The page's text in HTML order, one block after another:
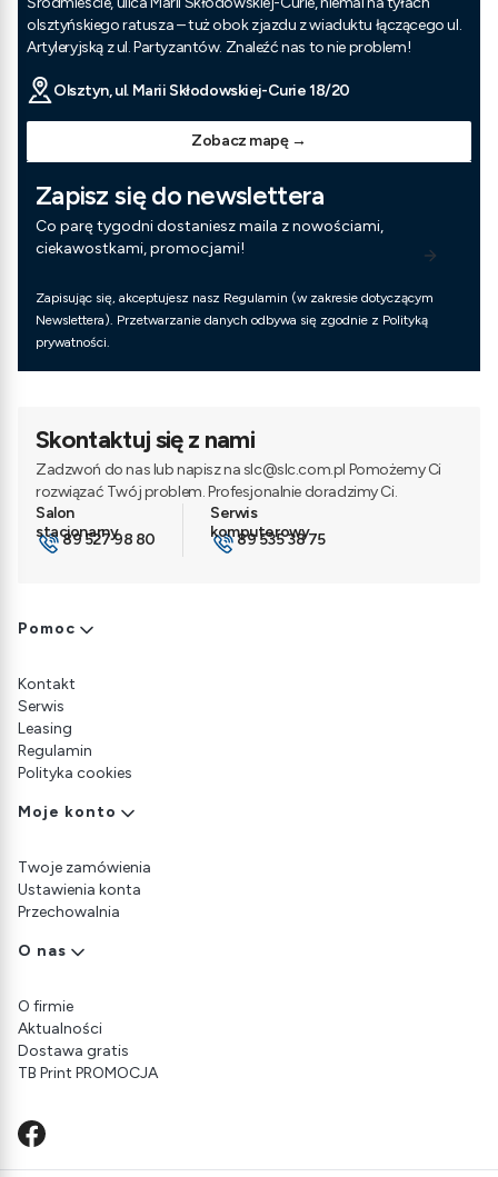
olsztyńskiego ratusza – tuż obok zjazdu z wiaduktu łączącego ul.
Artyleryjską z ul. Partyzantów. Znaleźć nas to nie problem!
Olsztyn, ul. Marii Skłodowskiej-Curie 18/20
Zobacz mapę →
Zapisz się do newslettera
Co parę tygodni dostaniesz maila z nowościami,
ciekawostkami, promocjami!
Zapisując się, akceptujesz nasz Regulamin (w zakresie dotyczącym
Newslettera). Przetwarzanie danych odbywa się zgodnie z Polityką
prywatności.
Skontaktuj się z nami
Zadzwoń do nas lub napisz na slc@slc.com.pl Pomożemy Ci
rozwiązać Twój problem. Profesjonalnie doradzimy Ci.
89 527 98 80 89 535 38 75
Linki w stopce
Pomoc
Kontakt
Serwis
Leasing
Regulamin
Polityka cookies
Moje konto
Twoje zamówienia
Ustawienia konta
Przechowalnia
O nas
O firmie
Aktualności
Dostawa gratis
TB Print PROMOCJA